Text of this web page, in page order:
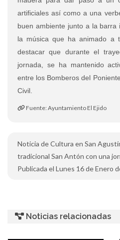
artificiales así como a una
buen ambiente junto a la
la música que ha animado a
destacar que durante el
jornada, se ha mantenido
entre los Bomberos del
Civil.
Fuente: Ayuntamiento El Ejido
Noticia de Cultura en San
tradicional San Antón con una
Publicada el Lunes 16 de Enero
Noticias relacionadas